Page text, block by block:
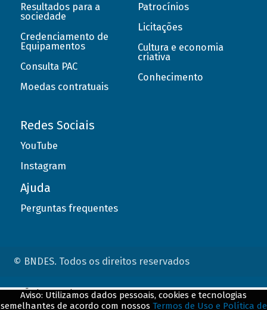
Resultados para a
sociedade
Credenciamento de
Equipamentos
Consulta PAC
Moedas contratuais
Patrocínios
Licitações
Cultura e economia
criativa
Conhecimento
Redes Sociais
YouTube
Instagram
Ajuda
Perguntas frequentes
© BNDES. Todos os direitos reservados
Aviso: Utilizamos dados pessoais, cookies e tecnologias
semelhantes de acordo com nossos Termos de Uso e Política de
ConteÃºdo complementar